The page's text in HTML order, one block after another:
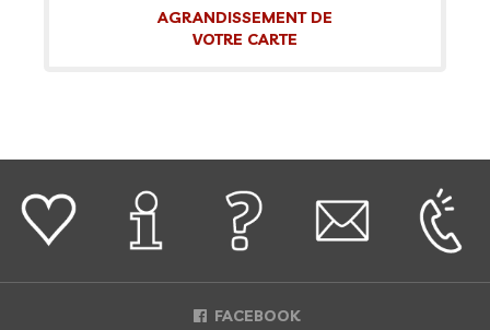
AGRANDISSEMENT DE
VOTRE CARTE
FACEBOOK